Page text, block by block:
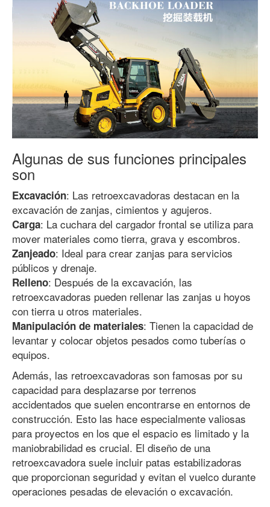
Algunas de sus funciones principales
son
Excavación: Las retroexcavadoras destacan en la
excavación de zanjas, cimientos y agujeros.
Carga: La cuchara del cargador frontal se utiliza para
mover materiales como tierra, grava y escombros.
Zanjeado: Ideal para crear zanjas para servicios
públicos y drenaje.
Relleno: Después de la excavación, las
retroexcavadoras pueden rellenar las zanjas u hoyos
con tierra u otros materiales.
Manipulación de materiales: Tienen la capacidad de
levantar y colocar objetos pesados como tuberías o
equipos.
Además, las retroexcavadoras son famosas por su
capacidad para desplazarse por terrenos
accidentados que suelen encontrarse en entornos de
construcción. Esto las hace especialmente valiosas
para proyectos en los que el espacio es limitado y la
maniobrabilidad es crucial. El diseño de una
retroexcavadora suele incluir patas estabilizadoras
que proporcionan seguridad y evitan el vuelco durante
operaciones pesadas de elevación o excavación.